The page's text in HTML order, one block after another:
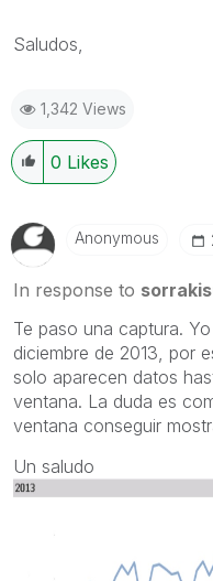
Saludos,
1,342 Views
0 Likes
Anonymous
In response to
Te paso una captura.
diciembre de 2013, por
solo aparecen datos
ventana. La duda es
ventana conseguir
Un saludo